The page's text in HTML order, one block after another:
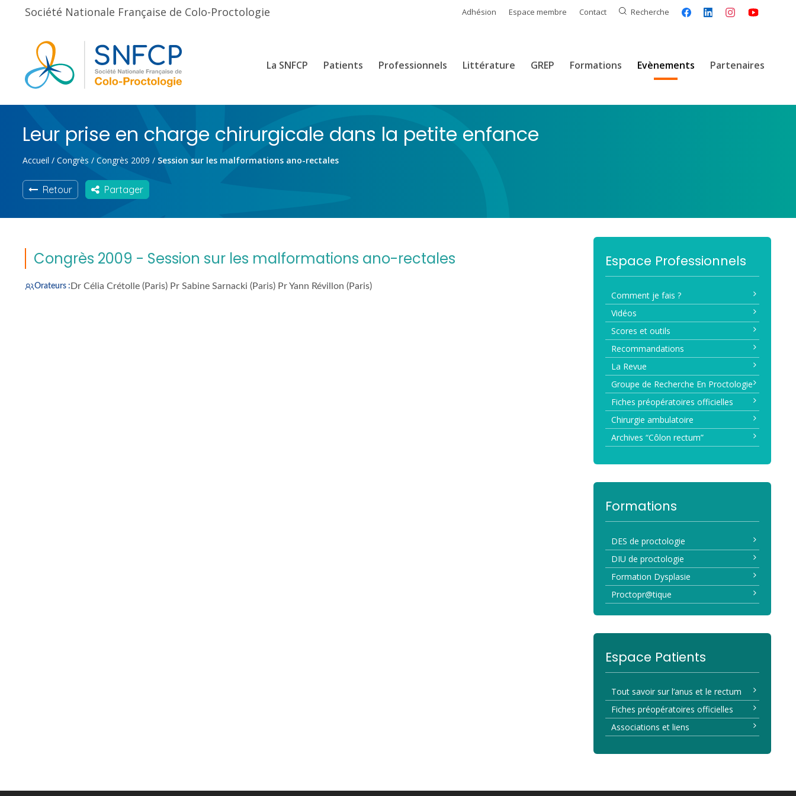
Société Nationale Française de Colo-Proctologie Adhésion Espace membre Contact Recherche
La SNFCP Patients Professionnels Littérature GREP Formations Evènements Partenaires
Leur prise en charge chirurgicale dans la petite enfance
Accueil / Congrès / Congrès 2009 / Session sur les malformations ano-rectales
Retour Partager
Congrès 2009 - Session sur les malformations ano-rectales
Orateurs : Dr Célia Crétolle (Paris) Pr Sabine Sarnacki (Paris) Pr Yann Révillon (Paris)
Espace Professionnels
Comment je fais ?
Vidéos
Scores et outils
Recommandations
La Revue
Groupe de Recherche En Proctologie
Fiches préopératoires officielles
Chirurgie ambulatoire
Archives “Côlon rectum”
Formations
DES de proctologie
DIU de proctologie
Formation Dysplasie
Proctopr@tique
Espace Patients
Tout savoir sur l’anus et le rectum
Fiches préopératoires officielles
Associations et liens